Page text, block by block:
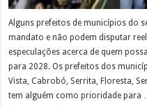
Alguns prefeitos de municípios do
mandato e não podem disputar
especulações acerca de quem
para 2028. Os prefeitos dos
Vista, Cabrobó, Serrita, Floresta,
tem alguém como prioridade para